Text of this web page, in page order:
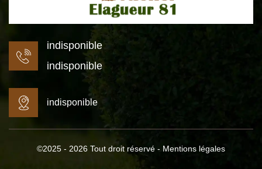
indisponible
indisponible
indisponible
©2025 - 2026 Tout droit réservé - Mentions légales